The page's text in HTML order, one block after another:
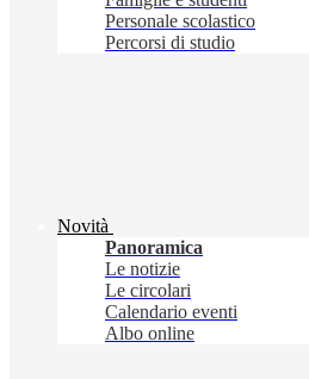
Personale scolastico
Percorsi di studio
Novità
Panoramica
Le notizie
Le circolari
Calendario eventi
Albo online